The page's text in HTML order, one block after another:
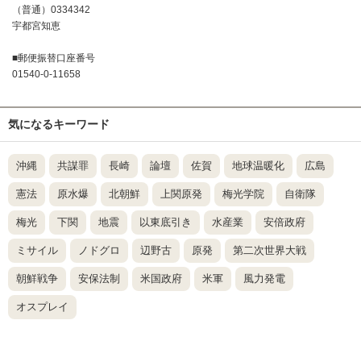
（普通）0334342
宇都宮知恵
■郵便振替口座番号
01540-0-11658
気になるキーワード
沖縄 共謀罪 長崎 論壇 佐賀 地球温暖化 広島
憲法 原水爆 北朝鮮 上関原発 梅光学院 自衛隊
梅光 下関 地震 以東底引き 水産業 安倍政府
ミサイル ノドグロ 辺野古 原発 第二次世界大戦
朝鮮戦争 安保法制 米国政府 米軍 風力発電
オスプレイ